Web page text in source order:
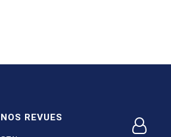
NOS REVUES